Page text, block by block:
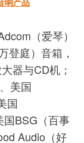
（爱琴）
登庭）音箱，
器与CD机；
美国
国
国BSG（百事
Audio（好